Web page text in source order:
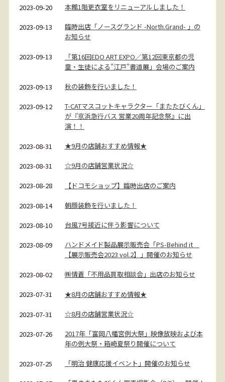
2023-09-20 本館1階更衣室をリニューアルしました！
2023-09-13
臨時出店「ノースグランド -North.Grand- 」の
お知らせ
2023-09-13
「第16回EDO ART EXPO／第12回東京都の児
童・生徒による"江戸"書道展」会場のご案内
2023-09-13 秋の装飾を行いました！
2023-09-12
T-CATマスコットキャラクター「またたびくん」
が『京浜急行バス 営業20周年記念祭』に出
演！！
2023-08-31 ★9月の店舗おすすめ情報★
2023-08-31 ☆9月の店舗営業状況☆
2023-08-28 【ドコモショップ】臨時出店のご案内
2023-08-14 朝顔装飾を行いました！
2023-08-10 台風7号接近に伴う影響について
2023-08-09
ハンドメイド製品展示販売会「PS-Behind it
【展示販売会2023 vol.2】」開催のお知らせ
2023-08-02 ㈱情蒼「不用品買取相談会」出店のお知らせ
2023-07-31 ★8月の店舗おすすめ情報★
2023-07-31 ☆8月の店舗営業状況☆
2023-07-26
2017年「富岡八幡宮例大祭」映像放映および本
年の例大祭・箱崎夏祭り開催について
2023-07-25 「明治 健康応援イベント」開催のお知らせ